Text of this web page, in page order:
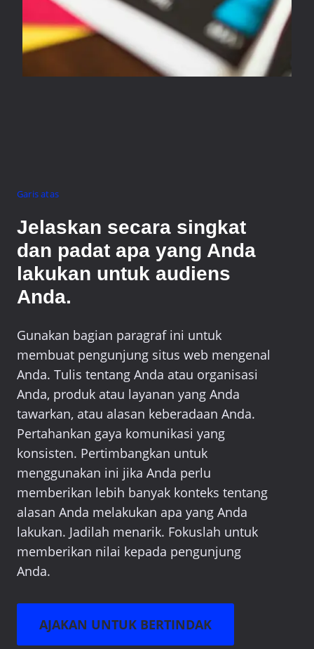
Garis atas
Jelaskan secara singkat
dan padat apa yang Anda
lakukan untuk audiens
Anda.
Gunakan bagian paragraf ini untuk
membuat pengunjung situs web mengenal
Anda. Tulis tentang Anda atau organisasi
Anda, produk atau layanan yang Anda
tawarkan, atau alasan keberadaan Anda.
Pertahankan gaya komunikasi yang
konsisten. Pertimbangkan untuk
menggunakan ini jika Anda perlu
memberikan lebih banyak konteks tentang
alasan Anda melakukan apa yang Anda
lakukan. Jadilah menarik. Fokuslah untuk
memberikan nilai kepada pengunjung
Anda.
AJAKAN UNTUK BERTINDAK